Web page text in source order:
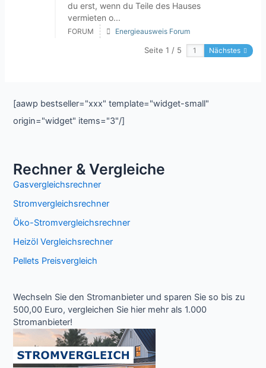
du erst, wenn du Teile des Hauses
vermieten o...
FORUM Energieausweis Forum
Seite 1 / 5 Nächstes
[aawp bestseller="xxx" template="widget-small"
origin="widget" items="3"/]
Rechner & Vergleiche
Gasvergleichsrechner
Stromvergleichsrechner
Öko-Stromvergleichsrechner
Heizöl Vergleichsrechner
Pellets Preisvergleich
Wechseln Sie den Stromanbieter und sparen Sie so bis zu
500,00 Euro, vergleichen Sie hier mehr als 1.000
Stromanbieter!